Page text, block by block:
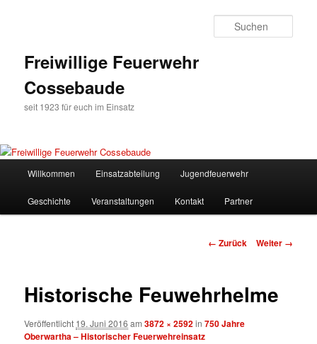
Freiwillige Feuerwehr
Cossebaude
seit 1923 für euch im Einsatz
Willkommen Einsatzabteilung Jugendfeuerwehr
Geschichte Veranstaltungen Kontakt Partner
Bilder-
← Zurück Weiter →
Historische Feuwehrhelme
Veröffentlicht 19. Juni 2016 am3872 × 2592in750 Jahre
Oberwartha – Historischer Feuerwehreinsatz